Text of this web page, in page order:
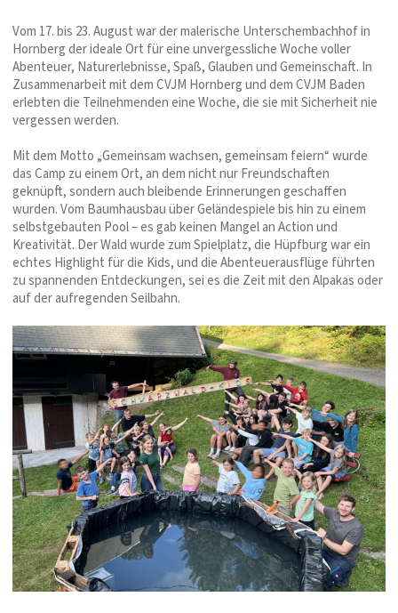
Vom 17. bis 23. August war der malerische Unterschembachhof in
Hornberg der ideale Ort für eine unvergessliche Woche voller
Abenteuer, Naturerlebnisse, Spaß, Glauben und Gemeinschaft. In
Zusammenarbeit mit dem CVJM Hornberg und dem CVJM Baden
erlebten die Teilnehmenden eine Woche, die sie mit Sicherheit nie
vergessen werden.
Mit dem Motto „Gemeinsam wachsen, gemeinsam feiern“ wurde
das Camp zu einem Ort, an dem nicht nur Freundschaften
geknüpft, sondern auch bleibende Erinnerungen geschaffen
wurden. Vom Baumhausbau über Geländespiele bis hin zu einem
selbstgebauten Pool – es gab keinen Mangel an Action und
Kreativität. Der Wald wurde zum Spielplatz, die Hüpfburg war ein
echtes Highlight für die Kids, und die Abenteuerausflüge führten
zu spannenden Entdeckungen, sei es die Zeit mit den Alpakas oder
auf der aufregenden Seilbahn.